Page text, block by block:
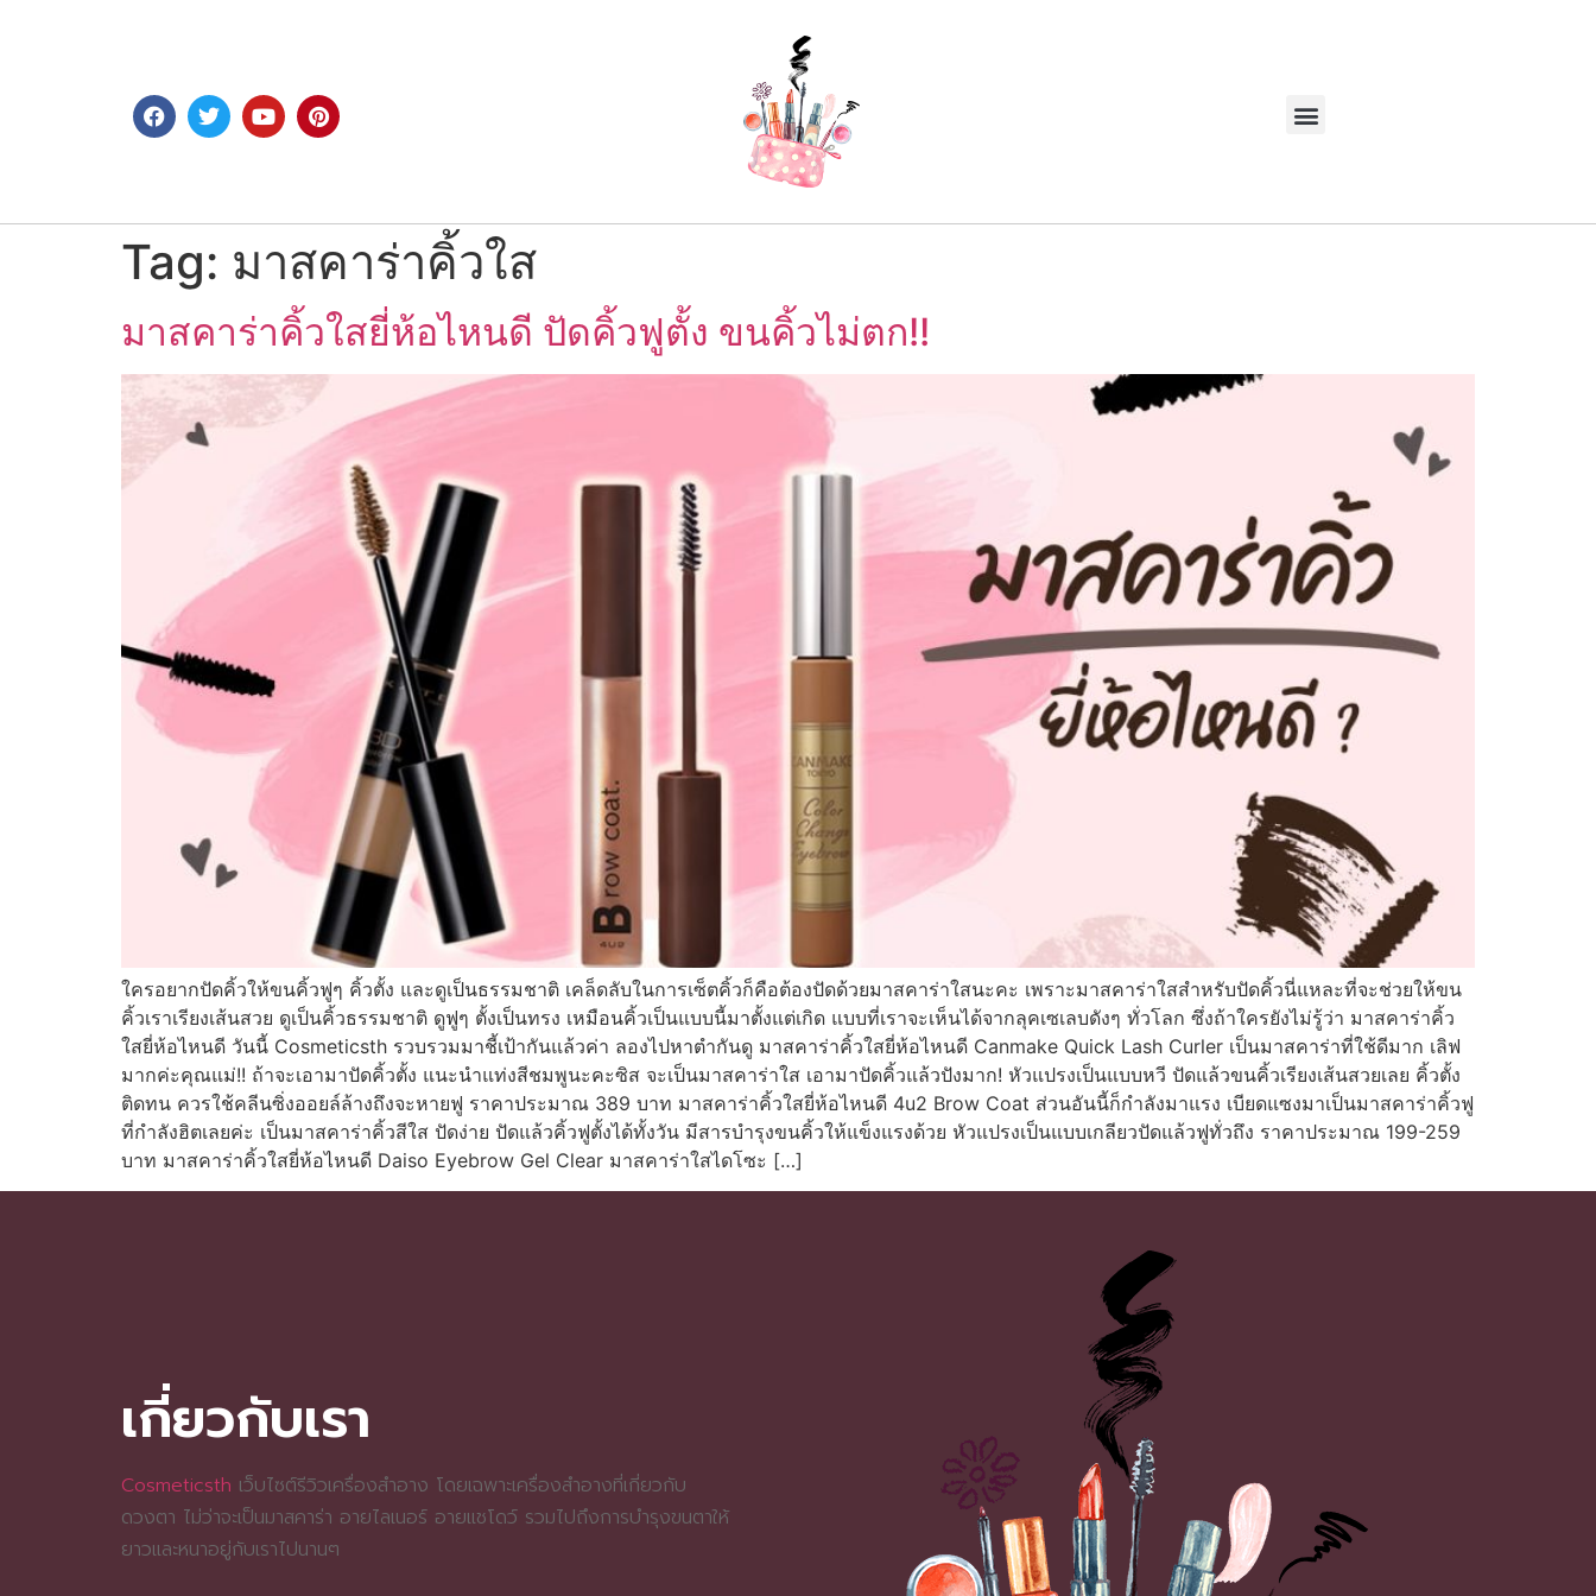
Tag: มาสคาร่าคิ้วใส
มาสคาร่าคิ้วใสยี่ห้อไหนดี ปัดคิ้วฟูตั้ง ขนคิ้วไม่ตก!!
ใครอยากปัดคิ้วให้ขนคิ้วฟูๆ คิ้วตั้ง และดูเป็นธรรมชาติ เคล็ดลับในการเซ็ตคิ้วก็คือต้องปัดด้วยมาสคาร่าใสนะคะ เพราะมาสคาร่าใสสำหรับปัดคิ้วนี่แหละที่จะช่วยให้ขน
คิ้วเราเรียงเส้นสวย ดูเป็นคิ้วธรรมชาติ ดูฟูๆ ตั้งเป็นทรง เหมือนคิ้วเป็นแบบนี้มาตั้งแต่เกิด แบบที่เราจะเห็นได้จากลุคเซเลบดังๆ ทั่วโลก ซึ่งถ้าใครยังไม่รู้ว่า มาสคาร่าคิ้ว
ใสยี่ห้อไหนดี วันนี้ Cosmeticsth รวบรวมมาชี้เป้ากันแล้วค่า ลองไปหาตำกันดู มาสคาร่าคิ้วใสยี่ห้อไหนดี Canmake Quick Lash Curler เป็นมาสคาร่าที่ใช้ดีมาก เลิฟ
มากค่ะคุณแม่!! ถ้าจะเอามาปัดคิ้วตั้ง แนะนำแท่งสีชมพูนะคะซิส จะเป็นมาสคาร่าใส เอามาปัดคิ้วแล้วปังมาก! หัวแปรงเป็นแบบหวี ปัดแล้วขนคิ้วเรียงเส้นสวยเลย คิ้วตั้ง
ติดทน ควรใช้คลีนซิ่งออยล์ล้างถึงจะหายฟู ราคาประมาณ 389 บาท มาสคาร่าคิ้วใสยี่ห้อไหนดี 4u2 Brow Coat ส่วนอันนี้ก็กำลังมาแรง เบียดแซงมาเป็นมาสคาร่าคิ้วฟู
ที่กำลังฮิตเลยค่ะ เป็นมาสคาร่าคิ้วสีใส ปัดง่าย ปัดแล้วคิ้วฟูตั้งได้ทั้งวัน มีสารบำรุงขนคิ้วให้แข็งแรงด้วย หัวแปรงเป็นแบบเกลียวปัดแล้วฟูทั่วถึง ราคาประมาณ 199-259
บาท มาสคาร่าคิ้วใสยี่ห้อไหนดี Daiso Eyebrow Gel Clear มาสคาร่าใสไดโซะ […]
เกี่ยวกับเรา
Cosmeticsth เว็บไซต์รีวิวเครื่องสำอาง โดยเฉพาะเครื่องสำอางที่เกี่ยวกับ
ดวงตา ไม่ว่าจะเป็นมาสคาร่า อายไลเนอร์ อายแชโดว์ รวมไปถึงการบำรุงขนตาให้
ยาวและหนาอยู่กับเราไปนานๆ